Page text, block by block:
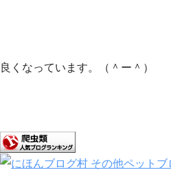
良くなっています。（＾ー＾）